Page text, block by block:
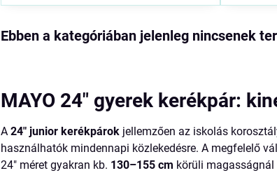
MAYO 24" gyerek kerékpár:
A24" junior kerékpárok jellemzően az iskolás
használhatók mindennapi közlekedésre. A megfelelő
24" méret gyakran kb. 130–155 cm körüli